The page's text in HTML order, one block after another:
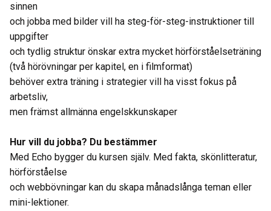
sinnen
och jobba med bilder vill ha steg-för-steg-instruktioner till
uppgifter
och tydlig struktur önskar extra mycket hörförståelseträning
(två hörövningar per kapitel, en i filmformat)
behöver extra träning i strategier vill ha visst fokus på
arbetsliv,
men främst allmänna engelskkunskaper
Hur vill du jobba? Du bestämmer
Med Echo bygger du kursen själv. Med fakta, skönlitteratur,
hörförståelse
och webbövningar kan du skapa månadslånga teman eller
mini-lektioner.